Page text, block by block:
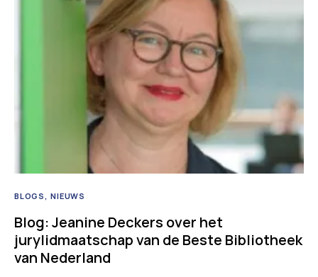
BLOGS NIEUWS
Blog: Jeanine Deckers over het
jurylidmaatschap van de Beste Bibliotheek
van Nederland